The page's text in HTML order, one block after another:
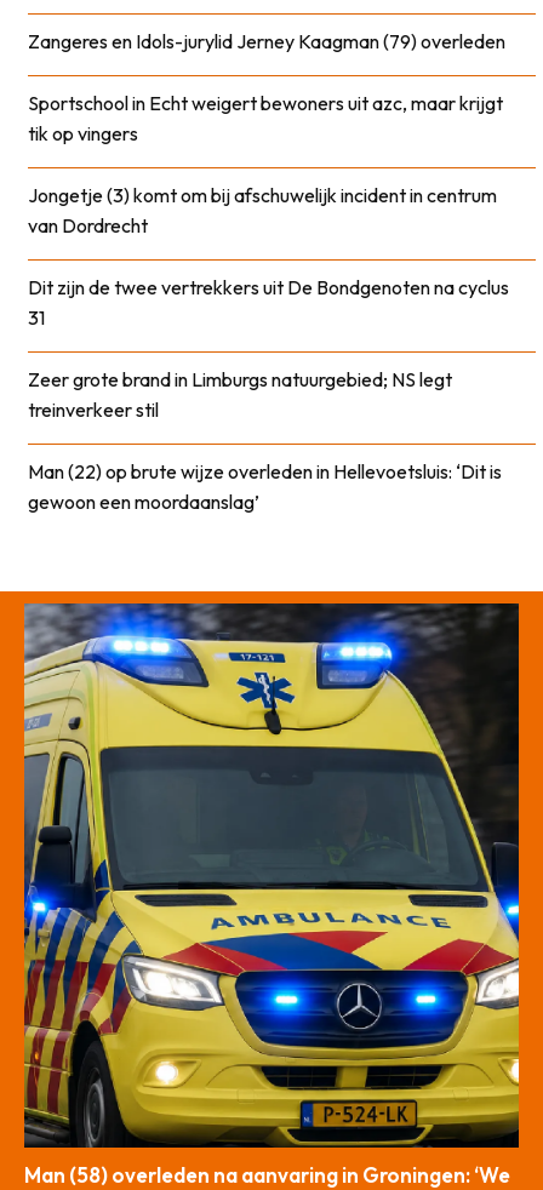
Zangeres en Idols-jurylid Jerney Kaagman (79) overleden
Sportschool in Echt weigert bewoners uit azc, maar krijgt
tik op vingers
Jongetje (3) komt om bij afschuwelijk incident in centrum
van Dordrecht
Dit zijn de twee vertrekkers uit De Bondgenoten na cyclus
31
Zeer grote brand in Limburgs natuurgebied; NS legt
treinverkeer stil
Man (22) op brute wijze overleden in Hellevoetsluis: ‘Dit is
gewoon een moordaanslag’
Man (58) overleden na aanvaring in Groningen: ‘We